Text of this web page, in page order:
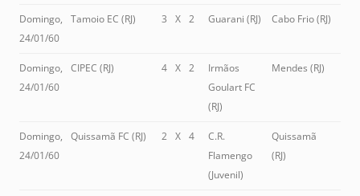
Domingo,
24/01/60
Tamoio EC (RJ) 3 X 2 Guarani (RJ) Cabo Frio (RJ)
Domingo,
24/01/60
CIPEC (RJ) 4 X 2
Irmãos
Goulart FC
(RJ)
Mendes (RJ)
Domingo,
24/01/60
Quissamã FC (RJ) 2 X 4
C.R.
Flamengo
(Juvenil)
Quissamã
(RJ)